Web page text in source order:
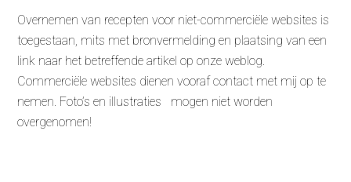
Overnemen van recepten voor niet-commerciële websites is
toegestaan, mits met bronvermelding en plaatsing van een
link naar het betreffende artikel op onze weblog.
Commerciële websites dienen vooraf contact met mij op te
nemen. Foto’s en illustraties mogen niet worden
overgenomen!